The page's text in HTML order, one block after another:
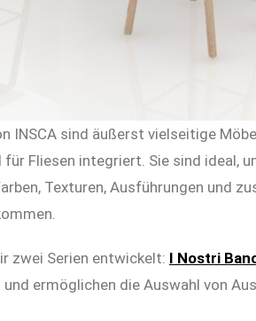
INSCA sind äußerst vielseitige
Fliesen integriert. Sie sind ideal,
Texturen, Ausführungen und
zwei Serien entwickelt: I Nostri
ermöglichen die Auswahl von